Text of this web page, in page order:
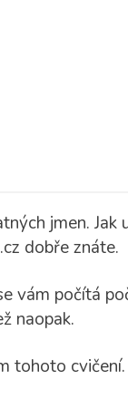
jmen. Jak
dobře znáte.
vám počítá
naopak.
tohoto